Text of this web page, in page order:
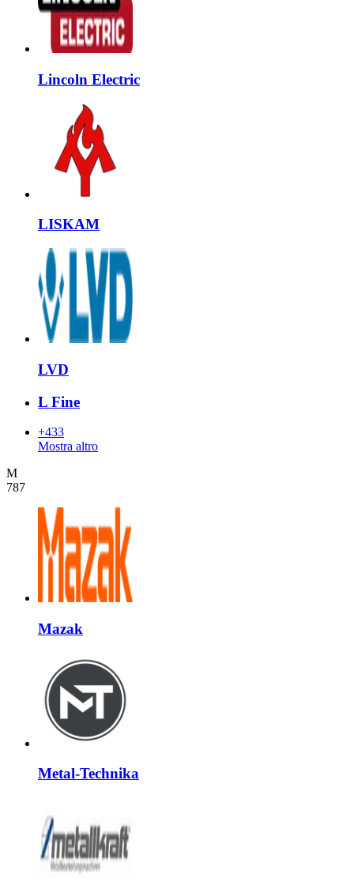
Lincoln Electric
LISKAM
LVD
L Fine
+433
Mostra altro
M
787
Mazak
Metal-Technika